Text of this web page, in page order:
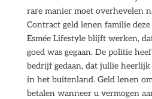
rare manier moet overhevelen
Contract geld lenen familie
Esmée Lifestyle blijft werken,
goed was gegaan. De politie
bedrijf gedaan, dat jullie
in het buitenland. Geld lenen
betalen wanneer u vermogen